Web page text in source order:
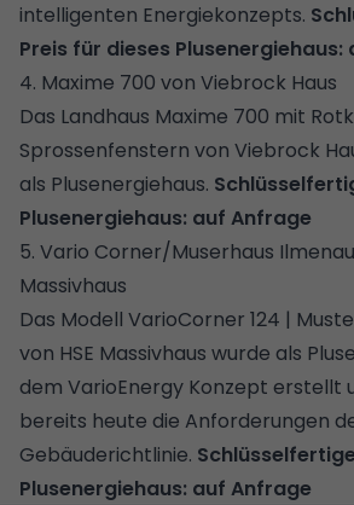
intelligenten Energiekonzepts.
Preis für dieses Plusenergiehaus:
4. Maxime 700 von Viebrock Haus
Das Landhaus Maxime 700 mit
Sprossenfenstern von Viebrock
als Plusenergiehaus.
Plusenergiehaus: auf Anfrage
5. Vario Corner/Muserhaus Ilmenau
Massivhaus
Das Modell VarioCorner 124 |
von HSE Massivhaus wurde als
dem VarioEnergy Konzept erstellt
bereits heute die Anforderungen
Gebäuderichtlinie.
Plusenergiehaus: auf Anfrage